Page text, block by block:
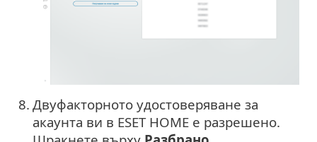
8. Двуфакторното удостоверяване за
акаунта ви в ESET HOME е разрешено.